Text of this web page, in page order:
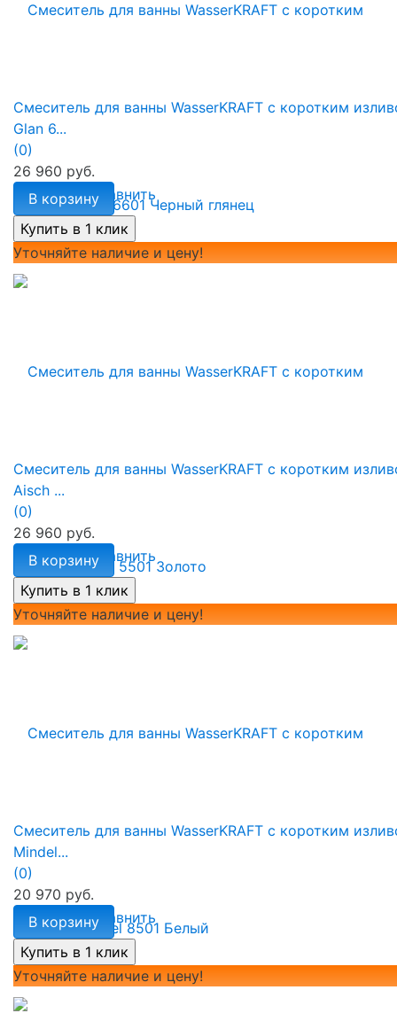
избранное сравнить
Смеситель для ванны WasserKRAFT с коротким
Glan 6...
(0)
26 960 руб.
В корзину
Уточняйте наличие и цену!
избранное сравнить
Смеситель для ванны WasserKRAFT с коротким
Aisch ...
(0)
26 960 руб.
В корзину
Уточняйте наличие и цену!
избранное сравнить
Смеситель для ванны WasserKRAFT с коротким
Mindel...
(0)
20 970 руб.
В корзину
Уточняйте наличие и цену!